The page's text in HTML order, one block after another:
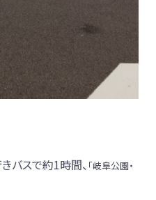
バスで約1時間、 「岐阜公園・